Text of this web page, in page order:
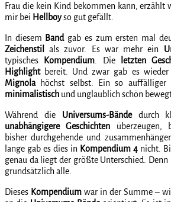
Frau die kein Kind bekommen kann, erzählt
mir bei Hellboyso gut gefällt.
In diesem Bandgab es zum ersten mal
Zeichenstil
als zuvor. Es war mehr ein
typisches
Kompendium . Die letzten
Highlightbereit. Und zwar gab es wieder
Mignolahöchst selbst. Ein so auffälliger
minimalistisch und unglaublich schön
Während die Universums-Bändedurch
unabhängigere Geschichten überzeugen,
bisher durchgehende und
lange gab es dies in Kompendium 4 nicht.
genau da liegt der größte Unterschied.
grundsätzlich alle.
Dieses Kompendium war in der Summe –